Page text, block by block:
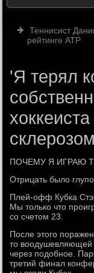
Теннисист
рейтинге ATP
'Я терял
склерозом
ПОЧЕМУ Я ИГРАЮ
Отрицать было
Плей-офф Кубка
Мы только что
со счетом 23.
После этого
то воодушевляющей
через подобное.
третий финал